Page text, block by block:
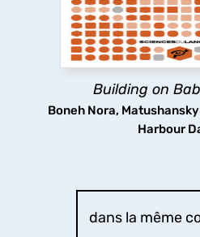
Building on
Boneh Nora,
Harbour
the various levels of
particular focus on
dans la même